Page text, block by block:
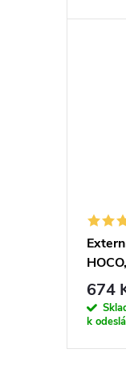
Black
674
k